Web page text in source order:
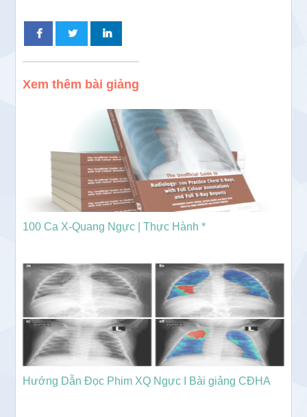
Xem thêm bài giảng
100 Ca X-Quang Ngực | Thực Hành *
Hướng Dẫn Đọc Phim XQ Ngực I Bài giảng CĐHA